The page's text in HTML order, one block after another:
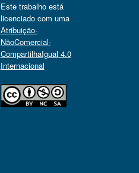
Este trabalho está
licenciado com uma
Atribuição-
NãoComercial-
CompartilhaIgual 4.0
Internacional